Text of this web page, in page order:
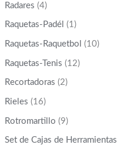
Radares (4)
Raquetas-Padél (1)
Raquetas-Raquetbol (10)
Raquetas-Tenis (12)
Recortadoras (2)
Rieles (16)
Rotromartillo (9)
Set de Cajas de Herramientas